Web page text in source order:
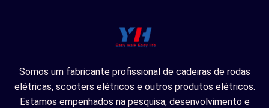
Somos um fabricante profissional de cadeiras de rodas
elétricas, scooters elétricos e outros produtos elétricos.
Estamos empenhados na pesquisa, desenvolvimento e